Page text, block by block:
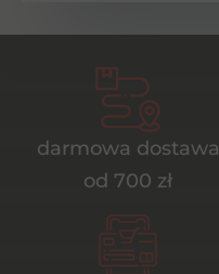
darmowa dostawa
od 700 zł